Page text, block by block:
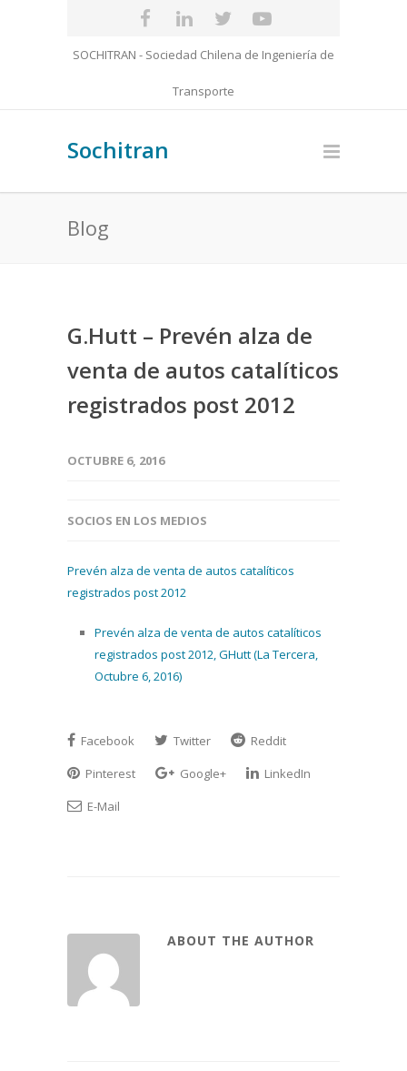
SOCHITRAN - Sociedad Chilena de Ingeniería de
Transporte
Sochitran
Blog
G.Hutt – Prevén alza de
venta de autos catalíticos
registrados post 2012
OCTUBRE 6, 2016
SOCIOS EN LOS MEDIOS
Prevén alza de venta de autos catalíticos
registrados post 2012
Prevén alza de venta de autos catalíticos
registrados post 2012, GHutt (La Tercera,
Octubre 6, 2016)
Facebook Twitter
Reddit
Pinterest
Google+
LinkedIn
E-Mail
ABOUT THE AUTHOR